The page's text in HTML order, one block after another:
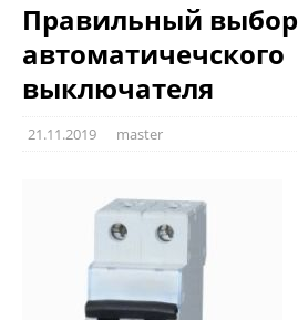
Правильный выбор
автоматичечского
выключателя
21.11.2019 master